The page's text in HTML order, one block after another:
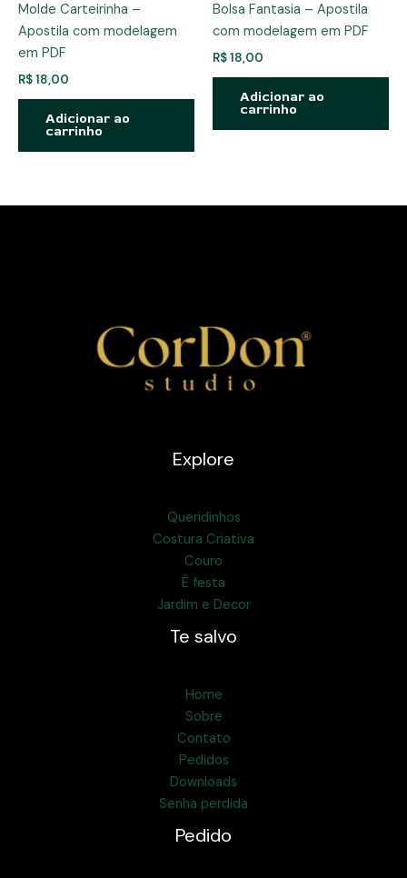
Molde Carteirinha –
Apostila com modelagem
em PDF
R$18,00
Adicionar ao
carrinho
Bolsa Fantasia – Apostila
com modelagem em PDF
R$18,00
Adicionar ao
carrinho
Explore
Queridinhos
Costura Criativa
Couro
É festa
Jardim e Decor
Te salvo
Home
Sobre
Contato
Pedidos
Downloads
Senha perdida
Pedido